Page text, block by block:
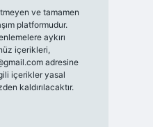
ve tamamen
platformudur.
aykırı
içerikleri,
adresine
içerikler yasal
kaldırılacaktır.